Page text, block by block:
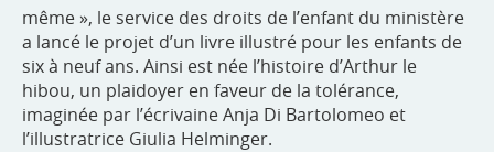
même », le service des droits de l’enfant du ministère
a lancé le projet d’un livre illustré pour les enfants de
six à neuf ans. Ainsi est née l’histoire d’Arthur le
hibou, un plaidoyer en faveur de la tolérance,
imaginée par l’écrivaine Anja Di Bartolomeo et
l’illustratrice Giulia Helminger.